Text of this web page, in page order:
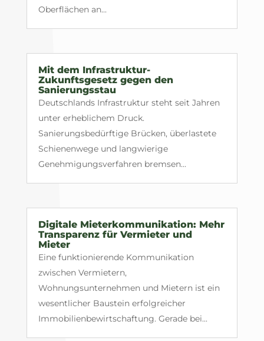
Oberflächen an...
Mit dem Infrastruktur-
Zukunftsgesetz gegen den
Sanierungsstau
Deutschlands Infrastruktur steht seit Jahren
unter erheblichem Druck.
Sanierungsbedürftige Brücken, überlastete
Schienenwege und langwierige
Genehmigungsverfahren bremsen...
Digitale Mieterkommunikation: Mehr
Transparenz für Vermieter und
Mieter
Eine funktionierende Kommunikation
zwischen Vermietern,
Wohnungsunternehmen und Mietern ist ein
wesentlicher Baustein erfolgreicher
Immobilienbewirtschaftung. Gerade bei...